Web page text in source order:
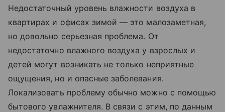
Недостаточный уровень влажности воздуха в
квартирах и офисах зимой — это малозаметная,
но довольно серьезная проблема. От
недостаточно влажного воздуха у взрослых и
детей могут возникать не только неприятные
ощущения, но и опасные заболевания.
Локализовать проблему обычно можно с помощью
бытового увлажнителя. В связи с этим, по данным